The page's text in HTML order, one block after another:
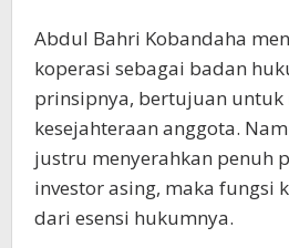
Abdul Bahri Kobandaha
koperasi sebagai badan
prinsipnya, bertujuan untuk
kesejahteraan anggota.
justru menyerahkan penuh
investor asing, maka fungsi
dari esensi hukumnya.